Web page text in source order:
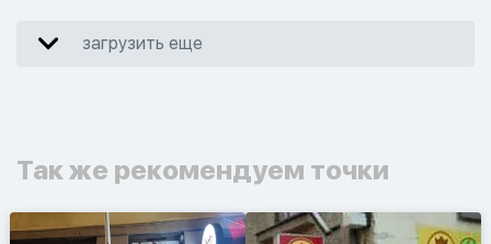
загрузить еще
Так же рекомендуем точки